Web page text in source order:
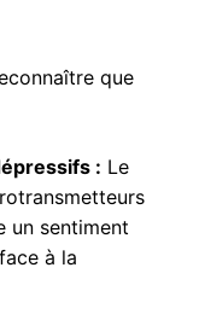
que
: Le
un sentiment
à la